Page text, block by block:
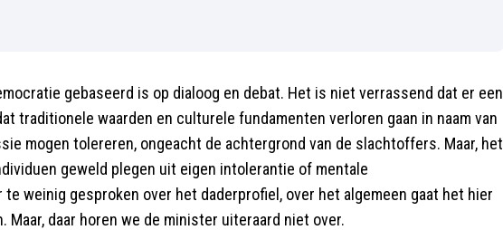
gebaseerd is op dialoog en debat. Het is niet verrassend dat er een
traditionele waarden en culturele fundamenten verloren gaan in naam van
mogen tolereren, ongeacht de achtergrond van de slachtoffers. Maar, het
geweld plegen uit eigen intolerantie of mentale
weinig gesproken over het daderprofiel, over het algemeen gaat het hier
daar horen we de minister uiteraard niet over.